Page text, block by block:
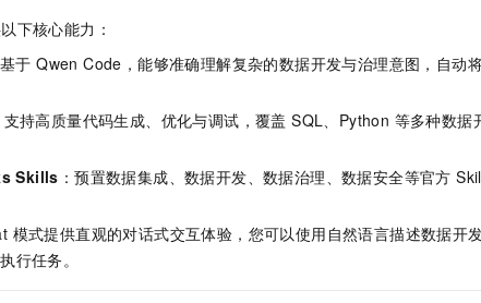
下核心能力：
基于 Qwen Code，能够准确理解复杂的数据开发与治理意图，自动
支持高质量代码生成、优化与调试，覆盖 SQL、Python 等多种数据
Skills ：预置数据集成、数据开发、数据治理、数据安全等官方
模式提供直观的对话式交互体验，您可以使用自然语言描述数据开
行任务。
个人版上线、团队版降价；千问3.8-Max首发发尝鲜
果
新一代 AI 视频生成模型，深度适配广告营销等场景
AI 应用构建
丰富多元化的应用模版和解决方案
灵活可视化地构建企业级 Agent
人工智能平台 PAI
AI Native 的算法工程平台，一站式完成建模、训练、推理服务部署
面向真实软件的智能
秒悟
云端极速 AI 应用创作
自动承接线索、识别
）
财税管理
400电话
模板建站
定制建站
定制小程序